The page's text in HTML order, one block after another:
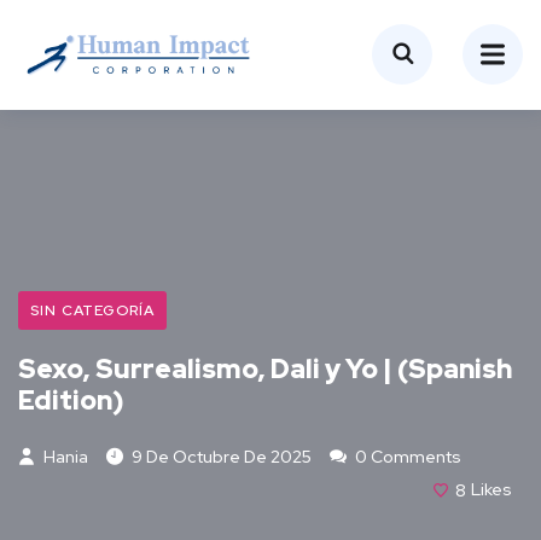
SIN CATEGORÍA
Sexo, Surrealismo, Dali y Yo | (Spanish
Edition)
Hania 9 De Octubre De 2025
0 Comments
8 Likes